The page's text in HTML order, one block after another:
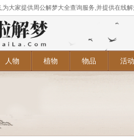
大家提供周公解梦大全查询服务,并提供在线
人物 植物 物品 活动